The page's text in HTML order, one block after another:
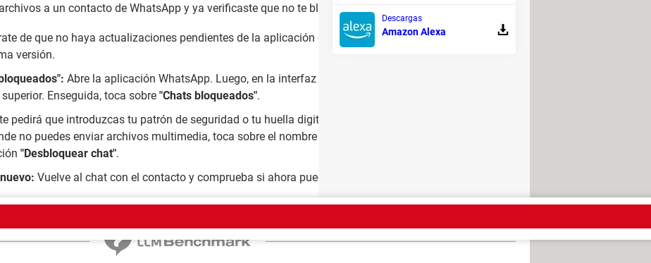
a un contacto de WhatsApp y ya verificaste que no te bloqueó, haz lo siguiente:
de que no haya actualizaciones pendientes de la aplicación en Google Play o en la App Store y
versión.
Abre la aplicación WhatsApp. Luego, en la interfaz principal, busca un apartado llamado
Enseguida, toca sobre "Chats bloqueados".
pedirá que introduzcas tu patrón de seguridad o tu huella digital para acceder a la sección. Una vez
no puedes enviar archivos multimedia, toca sobre el nombre del contacto. Después, desplázate
"Desbloquear chat".
Vuelve al chat con el contacto y comprueba si ahora puedes enviarle el archivo.
Descargas
Amazon Alexa